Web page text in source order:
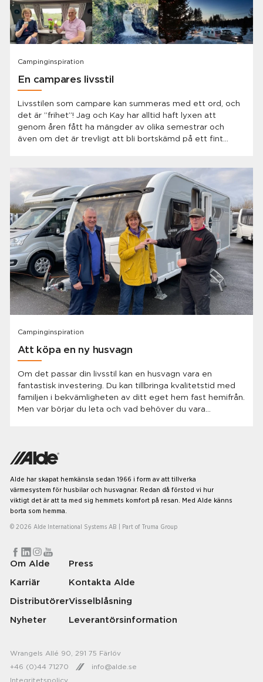
Campinginspiration
En campares livsstil
Livsstilen som campare kan summeras med ett ord, och
det är ”frihet”! Jag och Kay har alltid haft lyxen att
genom åren fått ha mängder av olika semestrar och
även om det är trevligt att bli bortskämd på ett fint
du vill och att göra vad du vill när du åker.
Campinginspiration
Att köpa en ny husvagn
Om det passar din livsstil kan en husvagn vara en
fantastisk investering. Du kan tillbringa kvalitetstid med
familjen i bekvämligheten av ditt eget hem fast hemifrån.
Men var börjar du leta och vad behöver du vara
Alde har skapat hemkänsla sedan 1966 i form av att tillverka
värmesystem för husbilar och husvagnar. Redan då förstod vi hur
viktigt det är att ta med sig hemmets komfort på resan. Med Alde känns
borta som hemma.
© 2026 Alde International Systems AB | Part of Truma Group
Om Alde
Karriär
Distributörer
Nyheter
Press
Kontakta Alde
Visselblåsning
Leverantörsinformation
Integritetspolicy
Wrangels Allé 90, 291 75 Färlöv
+46 (0)44 71270
info@alde.se